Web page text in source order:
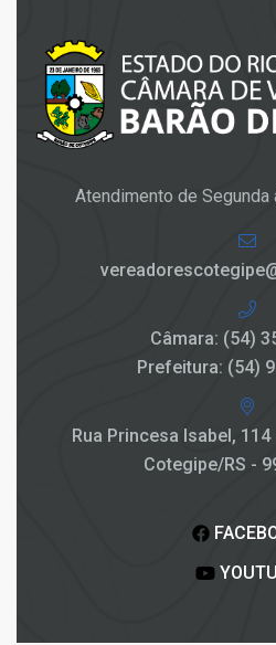
Atendimento de Segunda
Câmara: (54)
Prefeitura: (54)
Rua Princesa Isabel,
Cotegipe/RS -